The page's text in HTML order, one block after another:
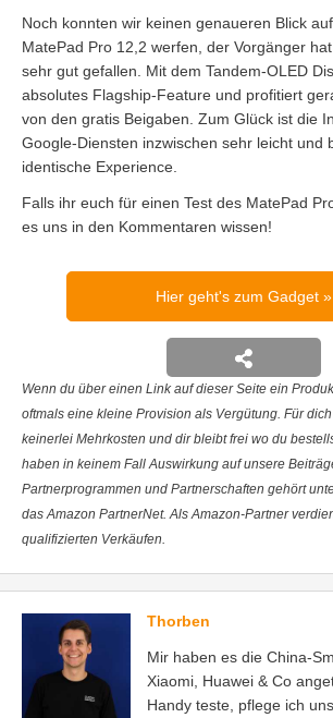
Noch konnten wir keinen genaueren Blick
MatePad Pro 12,2 werfen, der Vorgänger
sehr gut gefallen. Mit dem Tandem-OLED
absolutes Flagship-Feature und profitiert
von den gratis Beigaben. Zum Glück ist die
Google-Diensten inzwischen sehr leicht und
identische Experience.
Falls ihr euch für einen Test des MatePad
es uns in den Kommentaren wissen!
Hier geht's zum Gadget
Wenn du über einen Link auf dieser Seite ein
oftmals eine kleine Provision als Vergütung. Für
keinerlei Mehrkosten und dir bleibt frei wo du
haben in keinem Fall Auswirkung auf unsere
Partnerprogrammen und Partnerschaften gehört
das Amazon PartnerNet. Als Amazon-Partner
qualifizierten Verkäufen.
Thorben
Mir haben es die China-
Xiaomi, Huawei & Co
Handy teste, pflege ich